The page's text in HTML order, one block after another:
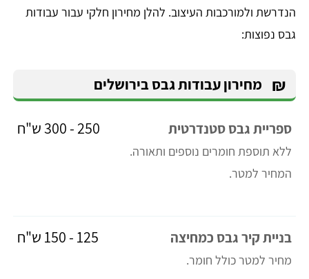
הנדרשת ולמורכבות העיצוב. להלן מחירון חלקי עבור עבודות
גבס נפוצות:
₪ מחירון עבודות גבס בירושלים
ספריית גבס סטנדרטית
ללא תוספת חומרים נוספים ותאורה.
המחיר למטר.
250 - 300 ש"ח
בניית קיר גבס כמחיצה
מחיר למטר כולל חומר.
125 - 150 ש"ח